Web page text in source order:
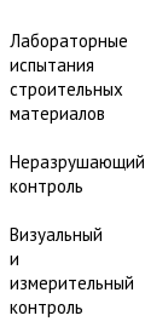
Лабораторные
испытания
строительных
материалов
Неразрушающий
контроль
Визуальный
и
измерительный
контроль